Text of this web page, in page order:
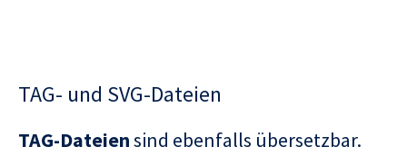
TAG- und SVG-Dateien
TAG-Dateiensind ebenfalls übersetzbar.